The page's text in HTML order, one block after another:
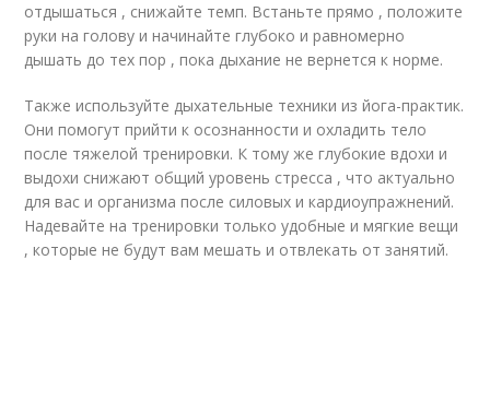
отдышаться , снижайте темп. Встаньте прямо , положите
руки на голову и начинайте глубоко и равномерно
дышать до тех пор , пока дыхание не вернется к норме.
Также используйте дыхательные техники из йога-практик.
Они помогут прийти к осознанности и охладить тело
после тяжелой тренировки. К тому же глубокие вдохи и
выдохи снижают общий уровень стресса , что актуально
для вас и организма после силовых и кардиоупражнений.
Надевайте на тренировки только удобные и мягкие вещи
, которые не будут вам мешать и отвлекать от занятий.